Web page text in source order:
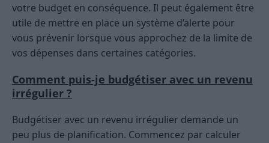
votre budget en conséquence. Il peut également être
utile de mettre en place un système d’alerte pour
vous prévenir lorsque vous approchez de la limite de
vos dépenses dans certaines catégories.
Comment puis-je budgétiser avec un revenu
irrégulier ?
Budgétiser avec un revenu irrégulier demande un
peu plus de planification. Commencez par calculer